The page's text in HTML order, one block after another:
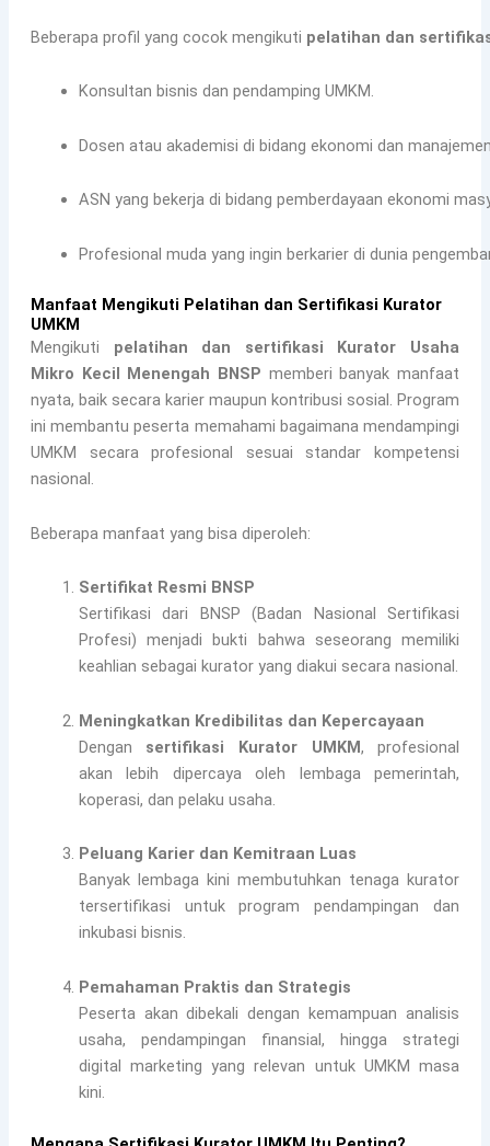
Beberapa profil yang cocok mengikuti pelatihan dan
Konsultan bisnis dan pendamping UMKM.
Dosen atau akademisi di bidang ekonomi dan
ASN yang bekerja di bidang pemberdayaan ekonomi
Profesional muda yang ingin berkarier di dunia
Manfaat Mengikuti Pelatihan dan Sertifikasi Kurator
UMKM
Mengikuti pelatihan dan sertifikasi Kurator Usaha
Mikro Kecil Menengah BNSP memberi banyak manfaat
nyata, baik secara karier maupun kontribusi sosial. Program
ini membantu peserta memahami bagaimana mendampingi
UMKM secara profesional sesuai standar kompetensi
nasional.
Beberapa manfaat yang bisa diperoleh:
Sertifikat Resmi BNSP
Sertifikasi dari BNSP (Badan Nasional Sertifikasi
Profesi) menjadi bukti bahwa seseorang memiliki
keahlian sebagai kurator yang diakui secara nasional.
Meningkatkan Kredibilitas dan Kepercayaan
Dengan sertifikasi Kurator UMKM, profesional
akan lebih dipercaya oleh lembaga pemerintah,
koperasi, dan pelaku usaha.
Peluang Karier dan Kemitraan Luas
Banyak lembaga kini membutuhkan tenaga kurator
tersertifikasi untuk program pendampingan dan
inkubasi bisnis.
Pemahaman Praktis dan Strategis
Peserta akan dibekali dengan kemampuan analisis
usaha, pendampingan finansial, hingga strategi
digital marketing yang relevan untuk UMKM masa
kini.